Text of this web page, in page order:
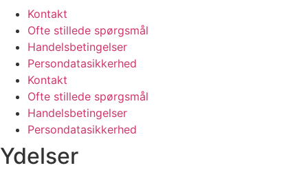
Kontakt
Ofte stillede spørgsmål
Handelsbetingelser
Persondatasikkerhed
Kontakt
Ofte stillede spørgsmål
Handelsbetingelser
Persondatasikkerhed
Ydelser